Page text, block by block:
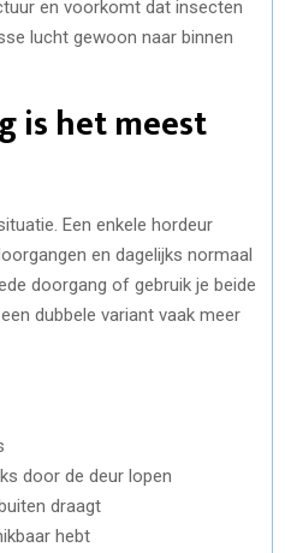
en voorkomt dat insecten
lucht gewoon naar binnen
is het meest
Een enkele hordeur
en dagelijks normaal
doorgang of gebruik je beide
dubbele variant vaak meer
door de deur lopen
draagt
hebt